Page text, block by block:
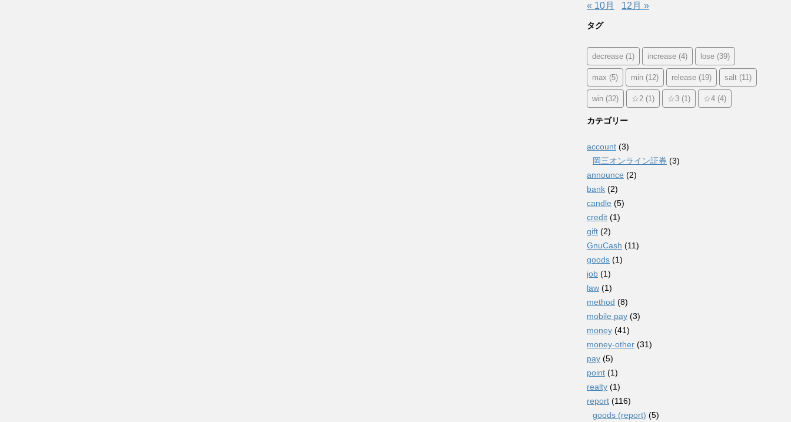
« 10月 12月 »
タグ
decrease (1) increase (4) lose (39)
max (5) min (12) release (19) salt (11)
win (32) ☆2 (1) ☆3 (1) ☆4 (4)
カテゴリー
account (3)
岡三オンライン証券 (3)
announce (2)
bank (2)
candle (5)
credit (1)
gift (2)
GnuCash (11)
goods (1)
job (1)
law (1)
method (8)
mobile pay (3)
money (41)
money-other (31)
pay (5)
point (1)
realty (1)
report (116)
goods (report) (5)